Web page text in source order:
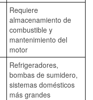
Requiere
almacenamiento de
combustible y
mantenimiento del
motor
Refrigeradores,
bombas de sumidero,
sistemas domésticos
más grandes